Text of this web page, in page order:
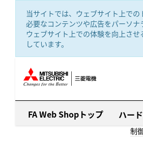
当サイトでは、ウェブサイト上で
必要なコンテンツや広告をパーソナ
ウェブサイト上での体験を向上さ
しています。
FA Web Shopトップ ハー
制